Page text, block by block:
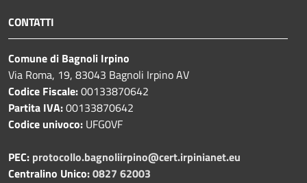
CONTATTI
Comune di Bagnoli Irpino
Via Roma, 19, 83043 Bagnoli Irpino AV
Codice Fiscale:00133870642
Partita IVA:00133870642
Codice univoco: UFG0VF
PEC: protocollo.bagnoliirpino@cert.irpinianet.eu
Centralino Unico:0827 62003